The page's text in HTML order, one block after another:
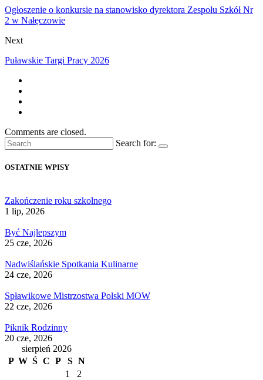
Ogłoszenie o konkursie na stanowisko dyrektora Zespołu Szkół Nr
2 w Nałęczowie
Next
Puławskie Targi Pracy 2026
Comments are closed.
Search for:
OSTATNIE WPISY
Zakończenie roku szkolnego
1 lip, 2026
Być Najlepszym
25 cze, 2026
Nadwiślańskie Spotkania Kulinarne
24 cze, 2026
Spławikowe Mistrzostwa Polski MOW
22 cze, 2026
Piknik Rodzinny
20 cze, 2026
sierpień 2026
P W Ś C P S N
1
2